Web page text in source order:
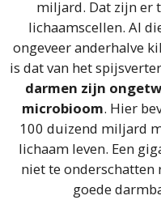
miljard. Dat zijn er
lichaamscellen. Al
ongeveer anderhalve
is dat van het
darmen zijn
microbioom. Hier
100 duizend miljard
lichaam leven. Een
niet te onderschatten
goede